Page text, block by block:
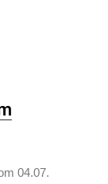
04.07.